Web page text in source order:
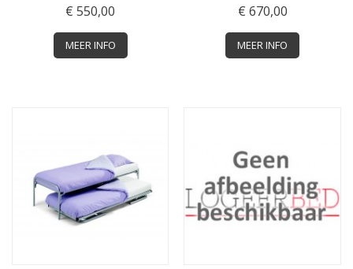
€ 550,00
MEER INFO
€ 670,00
MEER INFO